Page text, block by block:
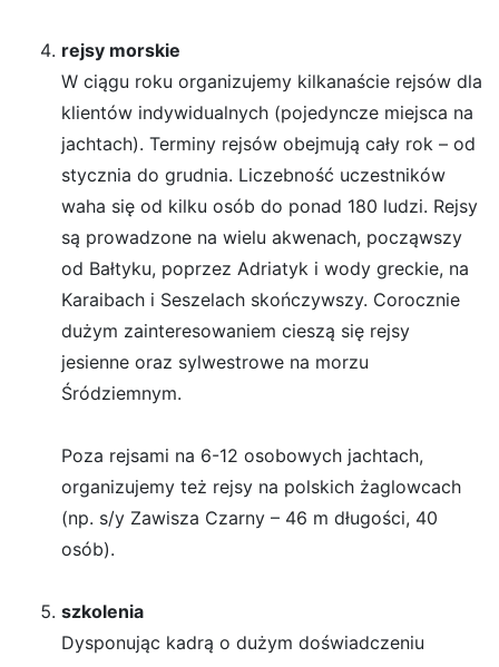
rejsy morskie
W ciągu roku organizujemy kilkanaście rejsów dla
klientów indywidualnych (pojedyncze miejsca na
jachtach). Terminy rejsów obejmują cały rok – od
stycznia do grudnia. Liczebność uczestników
waha się od kilku osób do ponad 180 ludzi. Rejsy
są prowadzone na wielu akwenach, począwszy
od Bałtyku, poprzez Adriatyk i wody greckie, na
Karaibach i Seszelach skończywszy. Corocznie
dużym zainteresowaniem cieszą się rejsy
jesienne oraz sylwestrowe na morzu
Śródziemnym.
Poza rejsami na 6-12 osobowych jachtach,
organizujemy też rejsy na polskich żaglowcach
(np. s/y Zawisza Czarny – 46 m długości, 40
osób).
szkolenia
Dysponując kadrą o dużym doświadczeniu